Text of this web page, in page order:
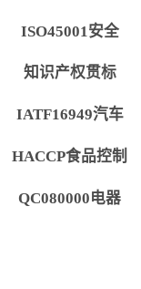
ISO45001安全
知识产权贯标
IATF16949汽车
HACCP食品控制
QC080000电器